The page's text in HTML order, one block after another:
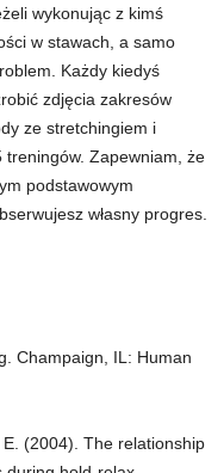
wykonując z kimś
w stawach, a samo
Każdy kiedyś
zdjęcia zakresów
ze stretchingiem i
Zapewniam, że
podstawowym
własny progres.
Champaign, IL: Human
(2004). The relationship